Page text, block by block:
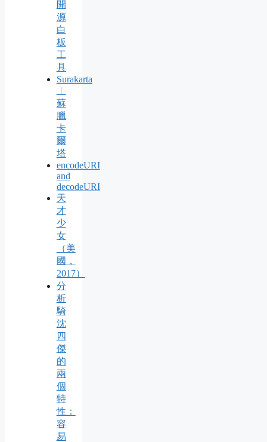
開
源
白
板
工
具
Surakarta
︱
蘇
臘
卡
爾
塔
encodeURI
and
decodeURI
天
才
少
女
（美
國，
2017）
分
析
騎
沈
四
傑
的
兩
個
特
性：
容
易